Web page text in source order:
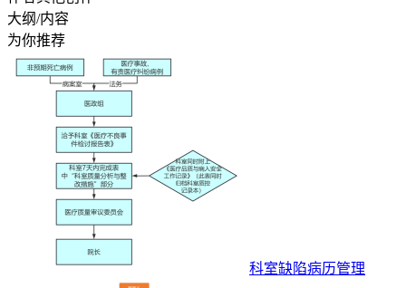
大纲/内容
为你推荐
科室缺陷病历管理